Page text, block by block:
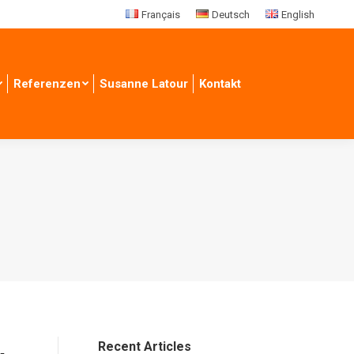
Français Deutsch English
Referenzen Susanne Latour Kontakt
Recent Articles